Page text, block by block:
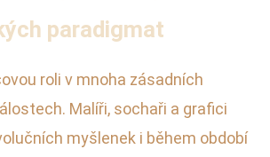
paradigmat
roli v mnoha zásadních
Malíři, sochaři a grafici
myšlenek i během období